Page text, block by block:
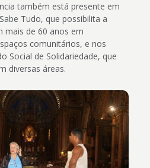
também está presente em
Tudo, que possibilita a
mais de 60 anos em
comunitários, e nos
Social de Solidariedade, que
diversas áreas.